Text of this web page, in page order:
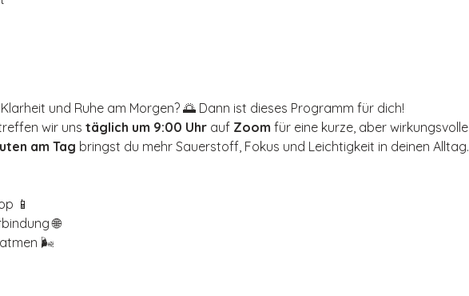
und Ruhe am Morgen? 🌅 Dann ist dieses Programm für dich!
wir uns täglich um 9:00 Uhr auf Zoom für eine kurze, aber wirkungsvolle
am Tag bringst du mehr Sauerstoff, Fokus und Leichtigkeit in deinen Alltag.
📱
🌐
atmen 🌬️